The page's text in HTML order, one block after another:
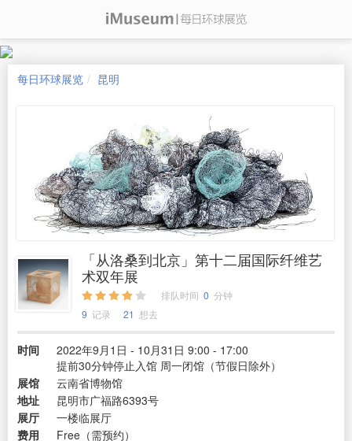
每日环球展览 昆明
「从洛桑到北京」第十二届国际纤维艺
术双年展
排队时间 0 分钟
9 记录 21 想去
时间
2022年9月1日 - 10月31日 9:00 - 17:00
提前30分钟停止入馆 周一闭馆（节假日除外）
展馆
云南省博物馆
地址
昆明市广福路6393号
展厅
一楼临展厅
费用
Free（需预约）